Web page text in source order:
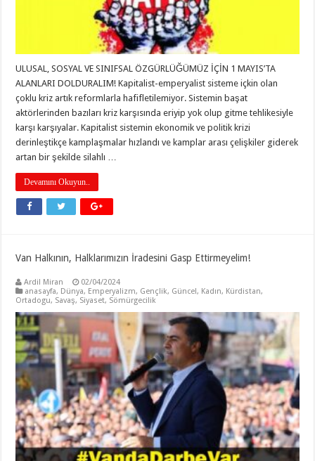
ULUSAL, SOSYAL VE SINIFSAL ÖZGÜRLÜĞÜMÜZ İÇİN 1 MAYIS’TA
ALANLARI DOLDURALIM! Kapitalist-emperyalist sisteme içkin olan
çoklu kriz artık reformlarla hafifletilemiyor. Sistemin başat
aktörlerinden bazıları kriz karşısında eriyip yok olup gitme tehlikesiyle
karşı karşıyalar. Kapitalist sistemin ekonomik ve politik krizi
derinleştikçe kamplaşmalar hızlandı ve kamplar arası çelişkiler giderek
artan bir şekilde silahlı …
Devamını Okuyun..
Van Halkının, Halklarımızın İradesini Gasp Ettirmeyelim!
Ardil Miran
02/04/2024
anasayfa, Dünya, Emperyalizm, Gençlik, Güncel, Kadın, Kürdistan,
Ortadogu, Savaş, Siyaset, Sömürgecilik